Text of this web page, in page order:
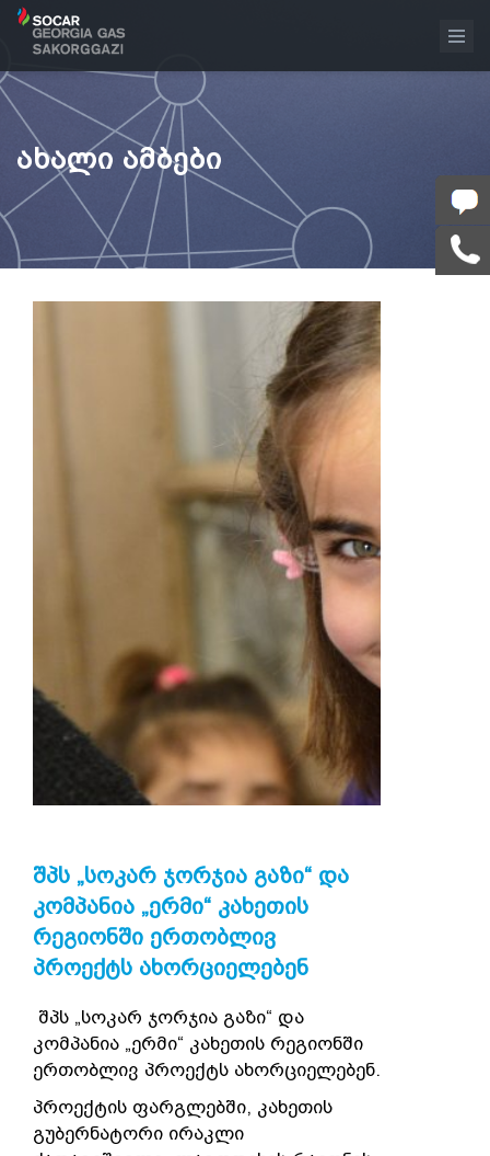
ᲐᲮᲐᲚᲘ ᲐᲛᲑᲔᲑᲘ
ᲨᲞᲡ „ᲡᲝᲙᲐᲠ ᲯᲝᲠᲯᲘᲐ ᲒᲐᲖᲘ“ ᲓᲐ
ᲙᲝᲛᲞᲐᲜᲘᲐ „ᲔᲠᲛᲘ“ ᲙᲐᲮᲔᲗᲘᲡ
ᲠᲔᲒᲘᲝᲜᲨᲘ ᲔᲠᲗᲝᲑᲚᲘᲕ
ᲞᲠᲝᲔᲥᲢᲡ ᲐᲮᲝᲠᲪᲘᲔᲚᲔᲑᲔᲜ
შპს „სოკარ ჯორჯია გაზი“ და
კომპანია „ერმი“ კახეთის რეგიონში
ერთობლივ პროექტს ახორციელებენ.
პროექტის ფარგლებში, კახეთის
გუბერნატორი ირაკლი